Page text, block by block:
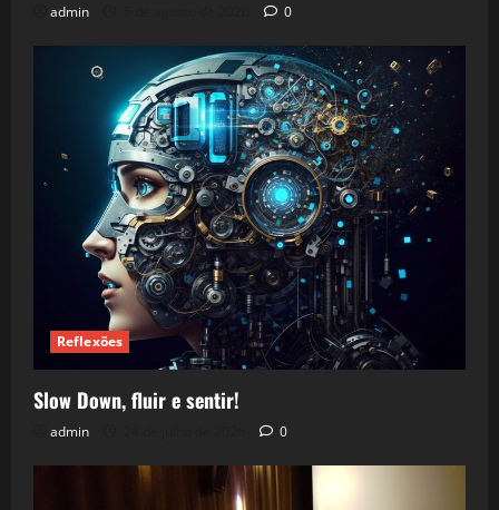
admin 0
Reflexões
Slow Down, fluir e sentir!
admin 0